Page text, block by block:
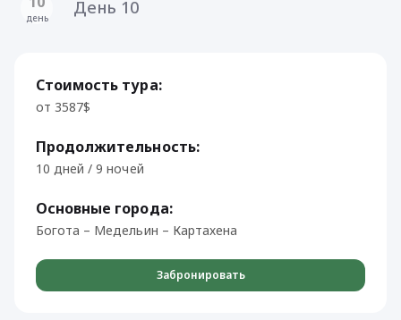
день День 10
Стоимость тура:
от 3587$
Продолжительность:
10 дней / 9 ночей
Основные города:
Богота – Медельин – Картахена
Забронировать